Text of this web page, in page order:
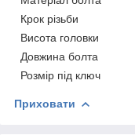
Крок різьби
Висота головки
Довжина болта
Розмір під ключ
Приховати